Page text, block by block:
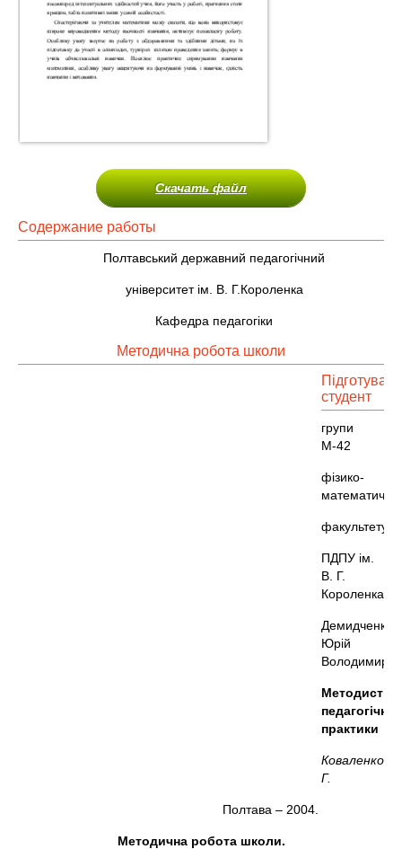
Скачать файл
Содержание работы
Полтавський державний педагогічний
університет ім. В. Г.Короленка
Кафедра педагогіки
Методична робота школи
Підготував
студент
групи
М-42
фізико-
факультету
ПДПУ ім.
В. Г.
Короленка
Демидченко
Юрій
Методист
практики
КоваленкоО.
Г.
Полтава – 2004.
Методична робота школи.